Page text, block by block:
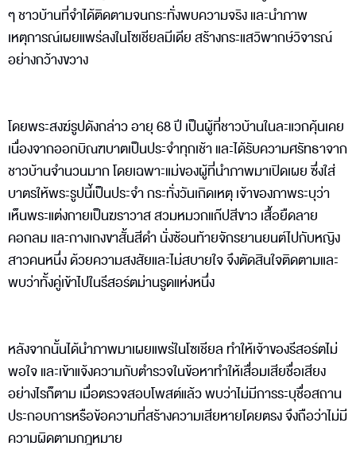
ๆ ชาวบ้านที่จำได้ติดตามจนกระทั่งพบความจริง และนำภาพ
เหตุการณ์เผยแพร่ลงในโซเชียลมีเดีย สร้างกระแสวิพากษ์วิจารณ์
อย่างกว้างขวาง
โดยพระสงฆ์รูปดังกล่าว อายุ 68 ปี เป็นผู้ที่ชาวบ้านในละแวกคุ้นเคย
เนื่องจากออกบิณฑบาตเป็นประจำทุกเช้า และได้รับความศรัทธาจาก
ชาวบ้านจำนวนมาก โดยเฉพาะแม่ของผู้ที่นำภาพมาเปิดเผย ซึ่งใส่
บาตรให้พระรูปนี้เป็นประจำ กระทั่งวันเกิดเหตุ เจ้าของภาพระบุว่า
เห็นพระแต่งกายเป็นฆราวาส สวมหมวกแก๊ปสีขาว เสื้อยืดลาย
คอกลม และกางเกงขาสั้นสีดำ นั่งซ้อนท้ายจักรยานยนต์ไปกับหญิง
สาวคนหนึ่ง ด้วยความสงสัยและไม่สบายใจ จึงตัดสินใจติดตามและ
พบว่าทั้งคู่เข้าไปในรีสอร์ตม่านรูดแห่งหนึ่ง
หลังจากนั้นได้นำภาพมาเผยแพร่ในโซเชียล ทำให้เจ้าของรีสอร์ตไม่
พอใจ และเข้าแจ้งความกับตำรวจในข้อหาทำให้เสื่อมเสียชื่อเสียง
อย่างไรก็ตาม เมื่อตรวจสอบโพสต์แล้ว พบว่าไม่มีการระบุชื่อสถาน
ประกอบการหรือข้อความที่สร้างความเสียหายโดยตรง จึงถือว่าไม่มี
ความผิดตามกฎหมาย